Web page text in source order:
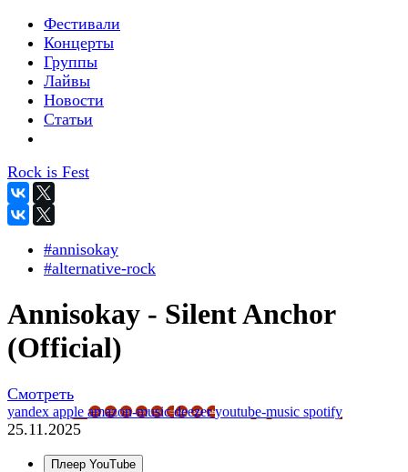
Фестивали
Концерты
Группы
Лайвы
Новости
Статьи
Rock is Fest
#annisokay
#alternative-rock
Annisokay - Silent Anchor
(Official)
Смотреть
yandex apple amazon-musicdeezeryoutube-music spotify
25.11.2025
Плеер YouTube